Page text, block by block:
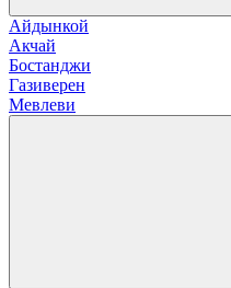
Айдынкой
Акчай
Бостанджи
Газиверен
Мевлеви